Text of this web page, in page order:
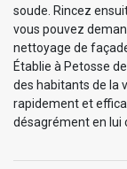
soude. Rincez
vous pouvez
nettoyage de
Établie à Petosse
des habitants de la
rapidement et
désagrément en lui